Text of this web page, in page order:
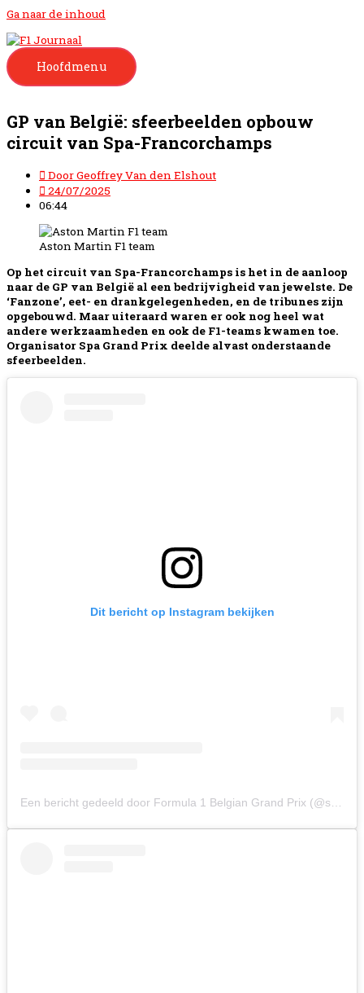
Ga naar de inhoud
Hoofdmenu
GP van België: sfeerbeelden opbouw
circuit van Spa-Francorchamps
DoorGeoffrey Van den Elshout
24/07/2025
06:44
Aston Martin F1 team
Op het circuit van Spa-Francorchamps is het in de aanloop
naar de GP van België al een bedrijvigheid van jewelste. De
‘Fanzone’, eet- en drankgelegenheden, en de tribunes zijn
opgebouwd. Maar uiteraard waren er ook nog heel wat
andere werkzaamheden en ook de F1-teams kwamen toe.
Organisator Spa Grand Prix deelde alvast onderstaande
sfeerbeelden.
Dit bericht op Instagram bekijken